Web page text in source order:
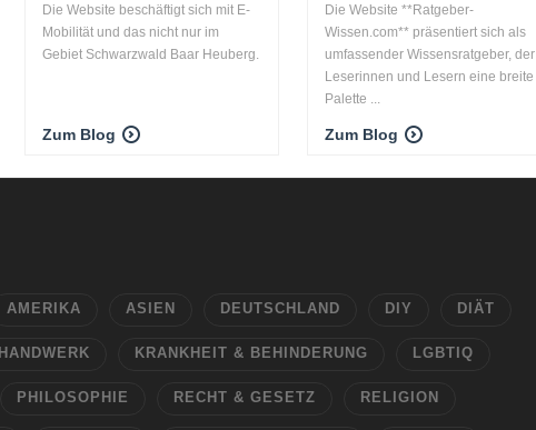
Die Website beschäftigt sich mit E-
Mobilität und das nicht nur im
Gebiet Schwarzwald Baar Heuberg.
Zum Blog
Die Website **Ratgeber-
Wissen.com** präsentiert sich als
umfassender Wissensratgeber, der
Leserinnen und Lesern eine breite
Palette ...
Zum Blog
AMERIKA ASIEN DEUTSCHLAND DIY DIÄT
HANDWERK KRANKHEIT & BEHINDERUNG LGBTIQ
PHILOSOPHIE RECHT & GESETZ RELIGION